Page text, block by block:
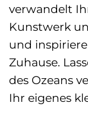
verwandelt
Kunstwerk
und
Zuhause.
des Ozeans
Ihr eigenes